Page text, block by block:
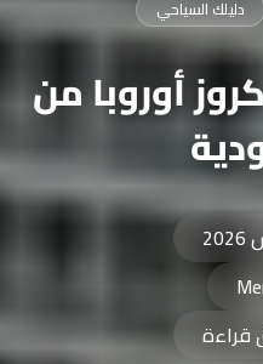
السياحي
أوروبا من